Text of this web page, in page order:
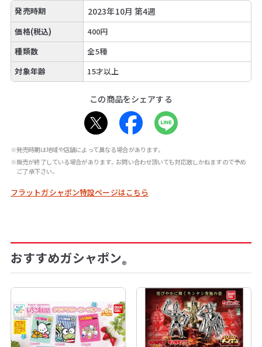
発売時期 2023年10月 第4週
価格(税込)
400円
種類数
全5種
対象年齢
15才以上
この商品をシェアする
※発売時期は地域や店舗によって異なる場合があります。
※販売が終了している場合があります。お問い合わせ頂いても対応致しかねますので予め
ご了承下さい。
フラットガシャポン特設ページはこちら
おすすめガシャポン®